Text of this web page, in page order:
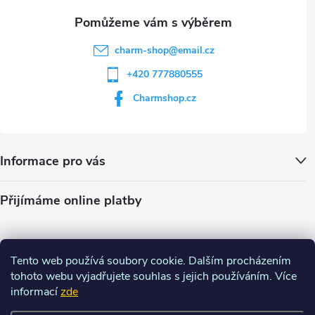
Tento web používá soubory cookie. Dalším procházením
tohoto webu vyjadřujete souhlas s jejich používáním. Více
informacízde
charm-shop@email.cz
+420 777880555
Charmshop.cz
Informace pro vás
Přijímáme online platby